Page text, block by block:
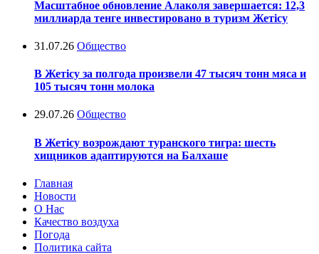
Масштабное обновление Алаколя завершается: 12,3
миллиарда тенге инвестировано в туризм Жетісу
31.07.26 Общество
В Жетісу за полгода произвели 47 тысяч тонн мяса и
105 тысяч тонн молока
29.07.26 Общество
В Жетісу возрождают туранского тигра: шесть
хищников адаптируются на Балхаше
Главная
Новости
О Нас
Качество воздуха
Погода
Политика сайта